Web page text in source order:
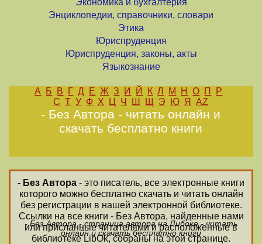
Экономика и бухгалтерия
Энциклопедии, справочники, словари
Этика
Юриспруденция
Юриспруденция, законы, акты
Языкознание
А Б В Г Д Е Ж З И Й К Л М Н О П
Р
С Т У Ф Х Ц Ч Ш Щ Э Ю Я AZ
- Без Автора - читать онлайн и
скачать бесплатно книги
- Без Автора - это писатель, все электронные книги
которого можно бесплатно скачать и читать онлайн
без регистрации в нашей электронной библиотеке.
Ссылки на все книги - Без Автора, найденные нами
или присланные читателями и расположенные в
библиотеке LibOk, собраны на этой странице.
- Без Автора - страница автора на Либоке - читать
онлайн и скачать бесплатно книги